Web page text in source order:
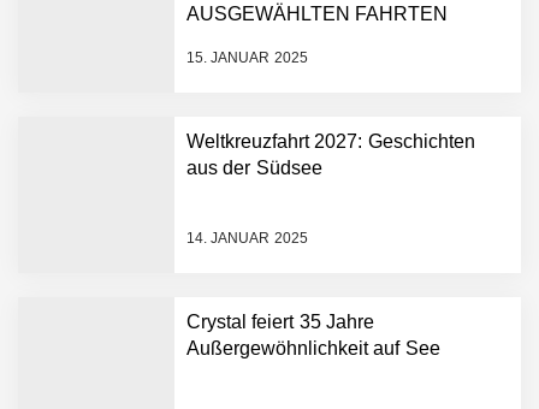
AUSGEWÄHLTEN FAHRTEN
15. JANUAR 2025
Weltkreuzfahrt 2027: Geschichten
aus der Südsee
14. JANUAR 2025
Crystal feiert 35 Jahre
Außergewöhnlichkeit auf See